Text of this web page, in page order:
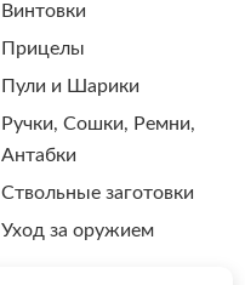
Винтовки
Прицелы
Пули и Шарики
Ручки, Сошки, Ремни,
Антабки
Ствольные заготовки
Уход за оружием